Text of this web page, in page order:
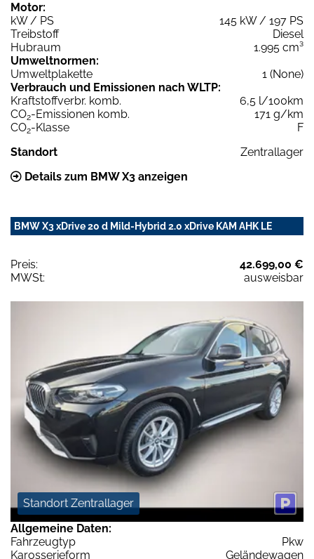
Motor:
kW / PS
145 kW / 197 PS
Treibstoff
Diesel
Hubraum
1.995 cm³
Umweltnormen:
Umweltplakette
1 (None)
Verbrauch und Emissionen nach WLTP:
Kraftstoffverbr. komb.
6,5 l/100km
CO2-Emissionen komb.
171 g/km
CO2-Klasse
F
Standort
Zentrallager
Details zum BMW X3 anzeigen
BMW X3 xDrive 20 d Mild-Hybrid 2.0 xDrive KAM AHK LE
Preis:
42.699,00 €
MWSt:
ausweisbar
Standort Zentrallager
Allgemeine Daten:
Fahrzeugtyp
Pkw
Karosserieform
Geländewagen